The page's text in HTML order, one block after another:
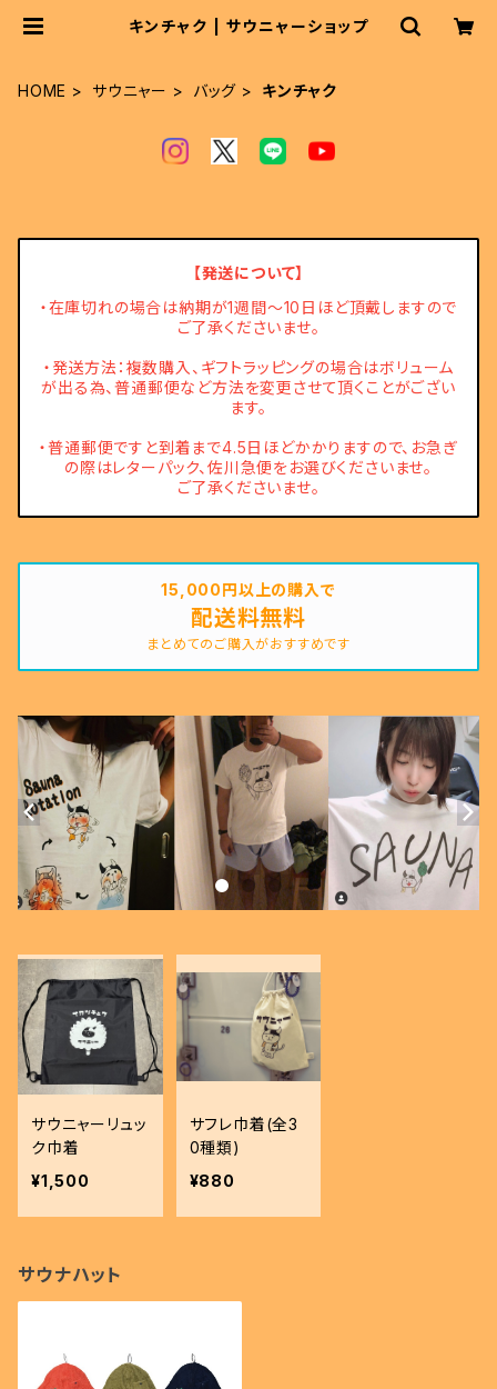
キンチャク | サウニャーショップ
HOME サウニャー バッグ キンチャク
【発送について】
・在庫切れの場合は納期が1週間～10日ほど頂戴しますので
ご了承くださいませ。
・発送方法：複数購入、ギフトラッピングの場合はボリューム
が出る為、普通郵便など方法を変更させて頂くことがござい
ます。
・普通郵便ですと到着まで4.5日ほどかかりますので、お急ぎ
の際はレターパック、佐川急便をお選びくださいませ。
ご了承くださいませ。
15,000円以上の購入で
配送料無料
まとめてのご購入がおすすめです
サウニャーリュッ
ク巾着
¥1,500
サフレ巾着(全3
0種類)
¥880
サウナハット